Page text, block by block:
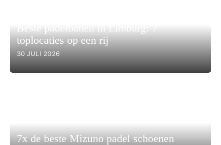
Beste padelbanen in Limburg: 7
toplocaties op een rij
30 JULI 2026
7x de beste Mizuno padel schoenen